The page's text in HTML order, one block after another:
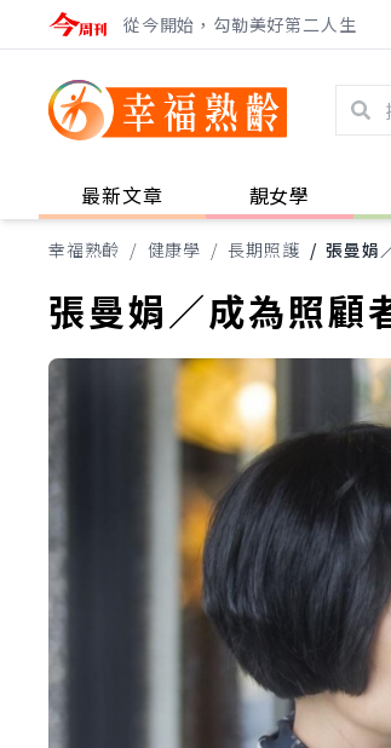
從今開始，勾勒美好第二人生
最新文章 靚女學
幸福熟齡 / 健康學 / 長期照護 / 張曼娟
張曼娟／成為照顧